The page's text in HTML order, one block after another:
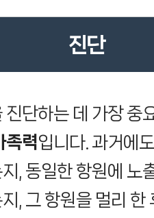
진단
진단하는 데 가장 중
족력입니다. 과거에
, 동일한 항원에 노
, 그 항원을 멀리 한